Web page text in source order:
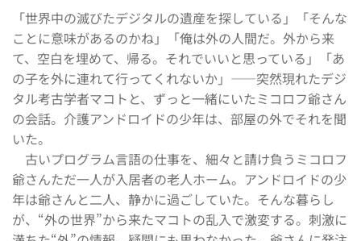
「世界中の滅びたデジタルの遺産を探している」「そんな
ことに意味があるのかね」「俺は外の人間だ。外から来
て、空白を埋めて、帰る。それでいいと思っている」「あ
の子を外に連れて行ってくれないか」――突然現れたデジ
タル考古学者マコトと、ずっと一緒にいたミコロフ爺さん
の会話。介護アンドロイドの少年は、部屋の外でそれを聞
いた。
古いプログラム言語の仕事を、細々と請け負うミコロフ
爺さんただ一人が入居者の老人ホーム。アンドロイドの少
年は爺さんと二人、静かに過ごしていた。そんな暮らし
が、“外の世界”から来たマコトの乱入で激変する。刺激に